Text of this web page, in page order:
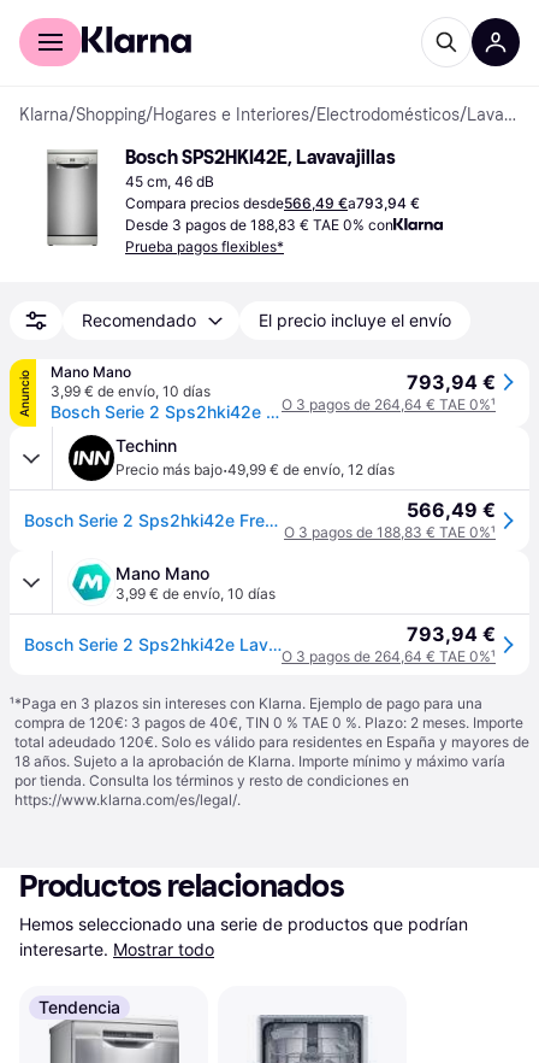
Comprar con Klarna
Klarna/Shopping/Hogares e Interiores/Electrodomésticos/ Lavavajillas
Bosch SPS2HKI42E, Lavavajillas
45 cm, 46 dB
Compara precios desde566,49 €a793,94 €
Desde 3 pagos de 188,83 € TAE 0% con
Prueba pagos flexibles*
Recomendado El precio incluye el envío
Anuncio
Mano Mano
3,99 € de envío, 10 días
Bosch Serie 2 Sps2hki42e Lavavajillas 10 Cubiertos Inox
793,94 €
O 3 pagos de 264,64 € TAE 0%¹
Techinn
Precio más bajo·49,99 € de envío, 12 días
Bosch Serie 2 Sps2hki42e Freestanding Dishwasher 10 Place Settings Plateado One Size / EU Plug 220V 566,49 €
O 3 pagos de 188,83 € TAE 0%¹
Mano Mano
3,99 € de envío, 10 días
Bosch Serie 2 Sps2hki42e Lavavajillas 10 Cubiertos Inox 793,94 €
O 3 pagos de 264,64 € TAE 0%¹
¹*Paga en 3 plazos sin intereses con Klarna. Ejemplo de pago para una
compra de 120€: 3 pagos de 40€, TIN 0 % TAE 0 %. Plazo: 2 meses. Importe
total adeudado 120€. Solo es válido para residentes en España y mayores de
18 años. Sujeto a la aprobación de Klarna. Importe mínimo y máximo varía
por tienda. Consulta los términos y resto de condiciones en
https://www.klarna.com/es/legal/.
Productos relacionados
Hemos seleccionado una serie de productos que podrían
interesarte. Mostrar todo
Tendencia